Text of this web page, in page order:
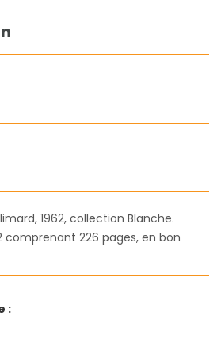
1962, collection Blanche.
comprenant 226 pages, en bon
: